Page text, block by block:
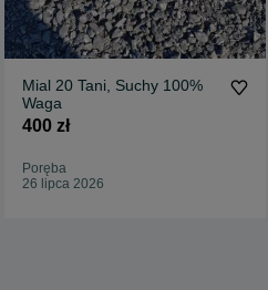
Mial 20 Tani, Suchy 100%
Waga
400 zł
Poręba
26 lipca 2026